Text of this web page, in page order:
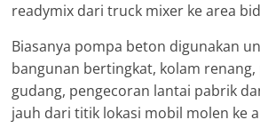
readymix dari truck mixer ke area
Biasanya pompa beton digunakan
bangunan bertingkat, kolam
gudang, pengecoran lantai pabrik
jauh dari titik lokasi mobil molen ke